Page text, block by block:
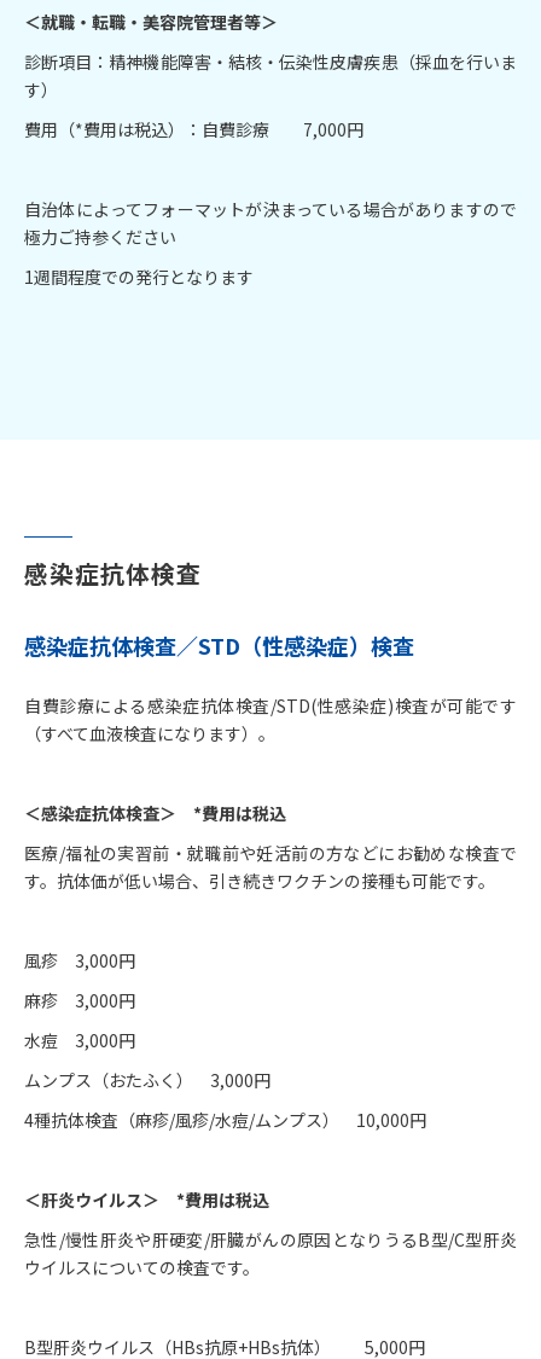
＜就職・転職・美容院管理者等＞
診断項目：精神機能障害・結核・伝染性皮膚疾患（採血を行いま
す）
費用（*費用は税込）：自費診療 7,000円
自治体によってフォーマットが決まっている場合がありますので
極力ご持参ください
1週間程度での発行となります
感染症抗体検査
感染症抗体検査／STD（性感染症）検査
自費診療による感染症抗体検査/STD(性感染症)検査が可能です
（すべて血液検査になります）。
＜感染症抗体検査＞ *費用は税込
医療/福祉の実習前・就職前や妊活前の方などにお勧めな検査で
す。抗体価が低い場合、引き続きワクチンの接種も可能です。
風疹 3,000円
麻疹 3,000円
水痘 3,000円
ムンプス（おたふく） 3,000円
4種抗体検査（麻疹/風疹/水痘/ムンプス） 10,000円
＜肝炎ウイルス＞ *費用は税込
急性/慢性肝炎や肝硬変/肝臓がんの原因となりうるB型/C型肝炎
ウイルスについての検査です。
B型肝炎ウイルス（HBs抗原+HBs抗体） 5,000円